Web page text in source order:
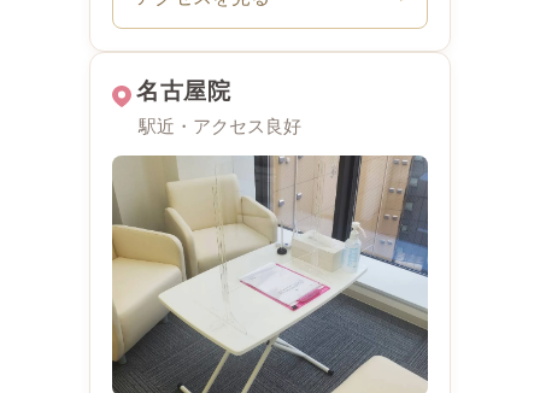
名古屋院
駅近・アクセス良好